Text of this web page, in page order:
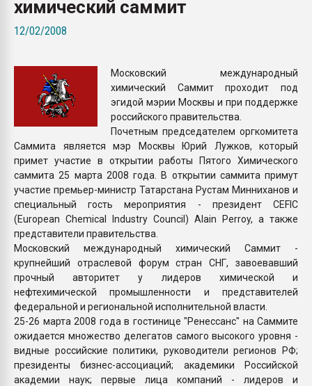
химический саммит
12/02/2008
Московский международный
химический Саммит проходит под
эгидой мэрии Москвы и при поддержке
российского правительства.
Почетным председателем оргкомитета
Саммита является мэр Москвы Юрий Лужков, который
примет участие в открытии работы Пятого Химического
саммита 25 марта 2008 года. В открытии саммита примут
участие премьер-министр Татарстана Рустам Минниханов и
специальный гость мероприятия - президент CEFIC
(European Chemical Industry Council) Alain Perroy, а также
представители правительства.
Московский международный химический Саммит -
крупнейший отраслевой форум стран СНГ, завоевавший
прочный авторитет у лидеров химической и
нефтехимической промышленности и представителей
федеральной и региональной исполнительной власти.
25-26 марта 2008 года в гостинице "Ренессанс" на Саммите
ожидается множество делегатов самого высокого уровня -
видные российские политики, руководители регионов РФ;
президенты бизнес-ассоциаций; академики Российской
академии наук; первые лица компаний - лидеров и